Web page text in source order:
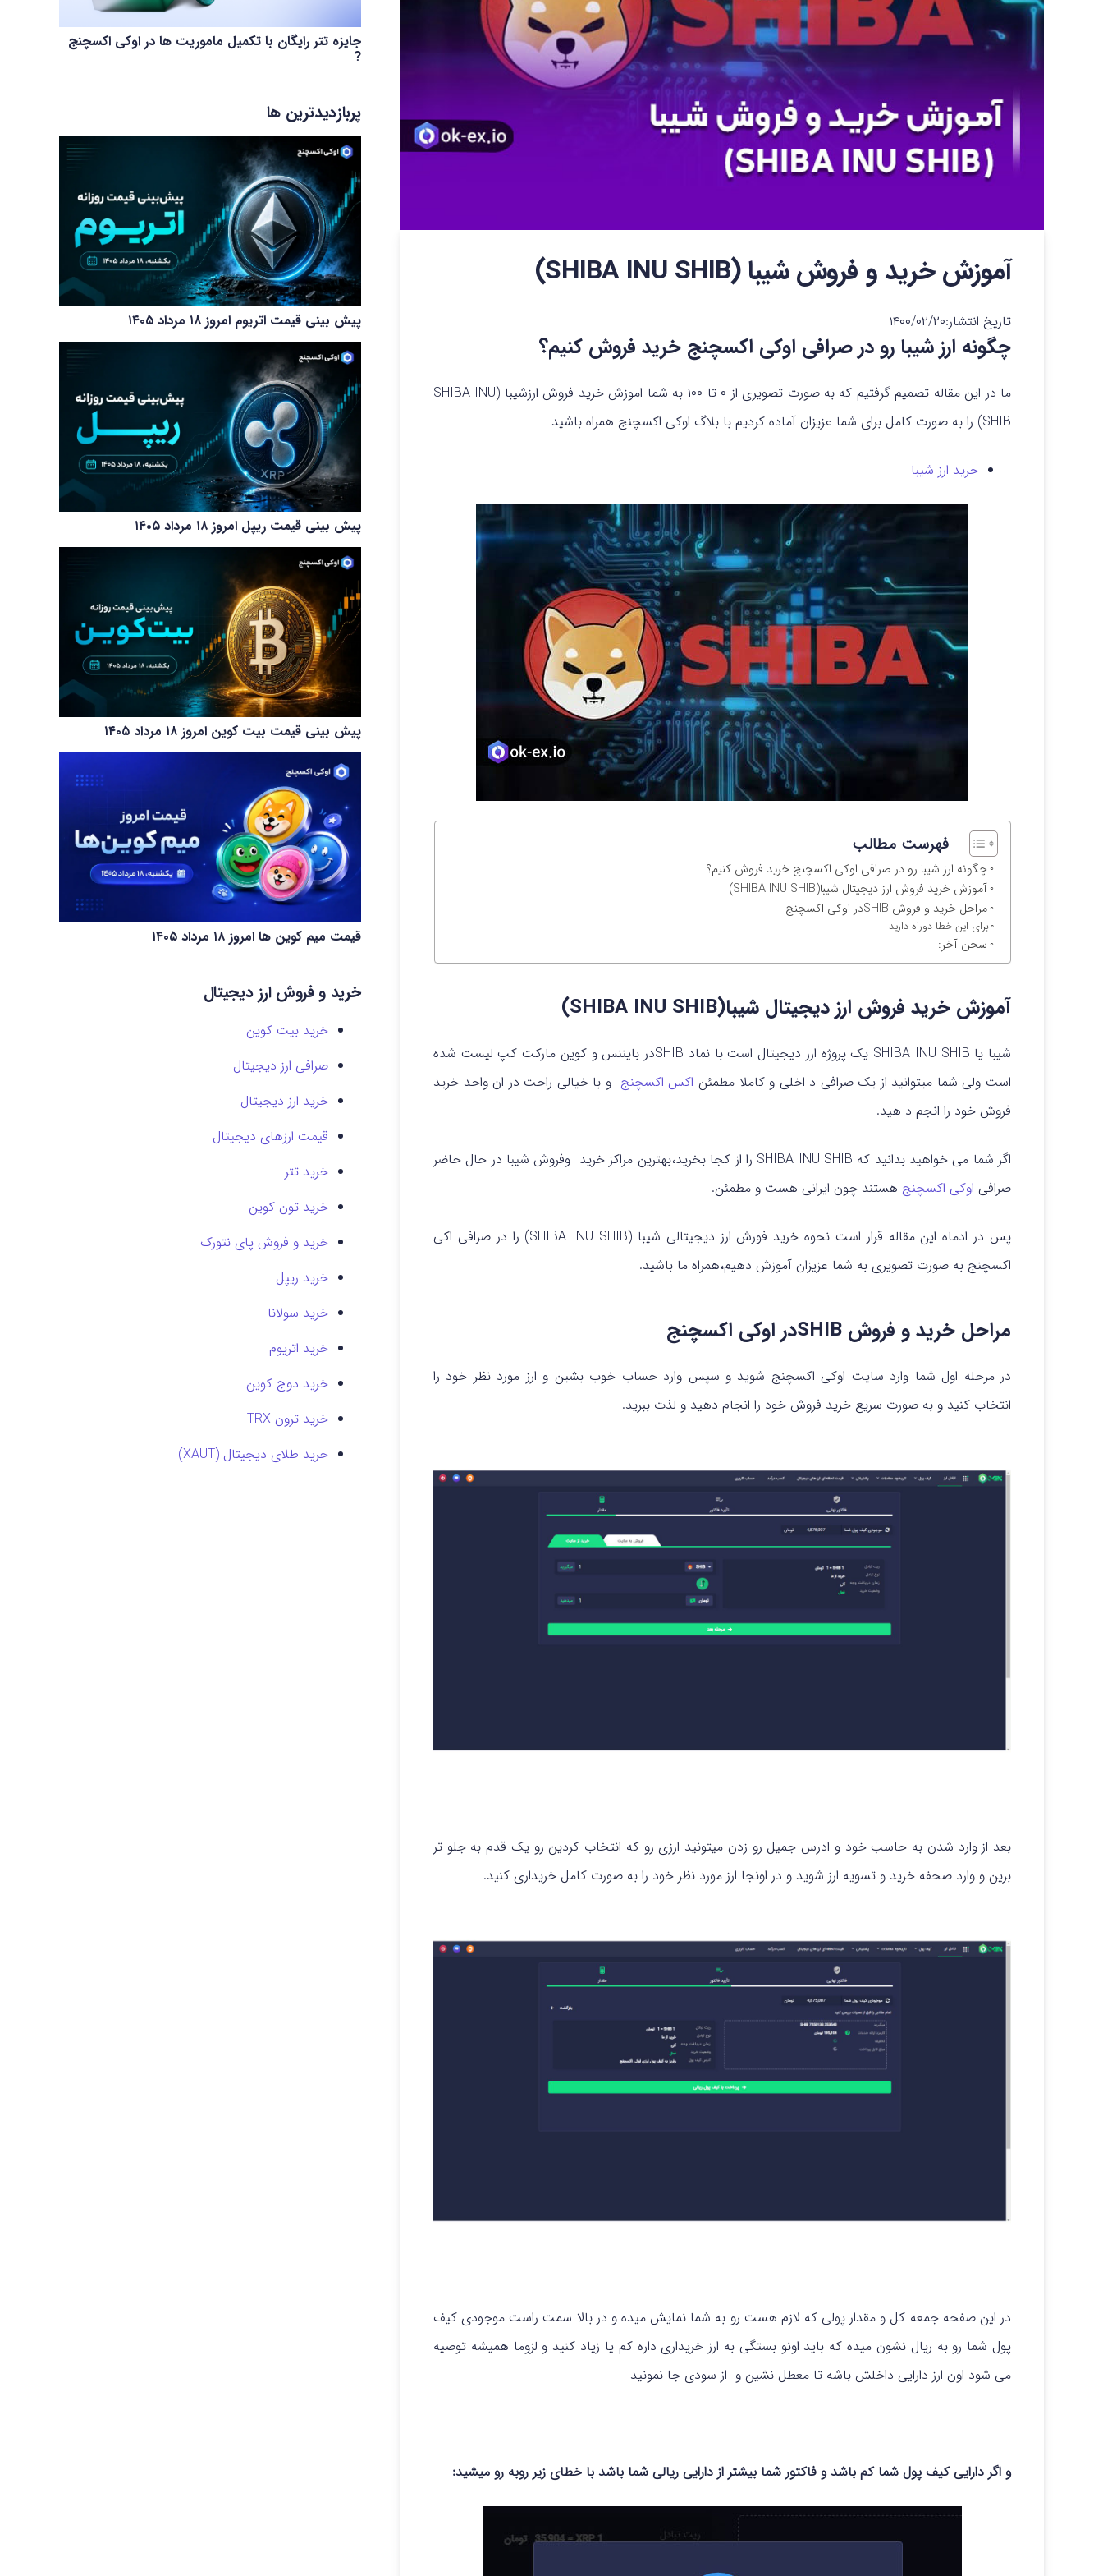
آموزش خرید و فروش شیبا (SHIBA INU SHIB)
تاریخ انتشار:۱۴۰۰/۰۲/۲۰
چگونه ارز شیبا رو در صرافی اوکی اکسچنج خرید فروش کنیم؟
ما در این مقاله تصمیم گرفتیم که به صورت تصویری از ۰ تا ۱۰۰ به شما اموزش خرید فروش ارزشیبا (SHIBA INU
SHIB) را به صورت کامل برای شما عزیزان آماده کردیم با بلاگ اوکی اکسچنج همراه باشید
خرید ارز شیبا
فهرست مطالب
چگونه ارز شیبا رو در صرافی اوکی اکسچنج خرید فروش کنیم؟
آموزش خرید فروش ارز دیجیتال شیبا(SHIBA INU SHIB)
مراحل خرید و فروش SHIBدر اوکی اکسچنج
برای این خطا دوراه دارید
سخن آخر:
آموزش خرید فروش ارز دیجیتال شیبا(SHIBA INU SHIB)
شیبا یا SHIBA INU SHIB یک پروژه ارز دیجیتال است با نماد SHIBدر بایننس و کوین مارکت کپ لیست شده
است ولی شما میتوانید از یک صرافی د اخلی و کاملا مطمئن اکس اکسچنج و با خیالی راحت در ان واحد خرید
فروش خود را انجم د هید.
اگر شما می خواهید بدانید که SHIBA INU SHIB را از کجا بخرید،بهترین مراکز خرید وفروش شیبا در حال حاضر
صرافی اوکی اکسچنج هستند چون ایرانی هست و مطمئن.
پس در ادماه این مقاله قرار است نحوه خرید فورش ارز دیجیتالی شیبا (SHIBA INU SHIB) را در صرافی اکی
اکسچنج به صورت تصویری به شما عزیزان آموزش دهیم،همراه ما باشید.
مراحل خرید و فروش SHIBدر اوکی اکسچنج
در مرحله اول شما وارد سایت اوکی اکسچنج شوید و سپس وارد حساب خوب بشین و ارز مورد نظر خود را
انتخاب کنید و به صورت سریع خرید فروش خود را انجام دهید و لذت ببرید.
بعد از وارد شدن به حاسب خود و ادرس جمیل رو زدن میتونید ارزی رو که انتخاب کردین رو یک قدم به جلو تر
برین و وارد صحفه خرید و تسویه ارز شوید و در اونجا ارز مورد نظر خود را به صورت کامل خریداری کنید.
در این صفحه جمعه کل و مقدار پولی که لازم هست رو به شما نمایش میده و در بالا سمت راست موجودی کیف
پول شما رو به ریال نشون میده که باید اونو بستگی به ارز خریداری داره کم یا زیاد کنید و لزوما همیشه توصیه
می شود اون ارز دارایی داخلش باشه تا معطل نشین و از سودی جا نمونید
و اگر دارایی کیف پول شما کم باشد و فاکتور شما بیشتر از دارایی ریالی شما باشد با خطای زیر روبه رو میشید:
جایزه تتر رایگان با تکمیل ماموریت ها در اوکی اکسچنج
?
پربازدیدترین ها
پیش بینی قیمت اتریوم امروز ۱۸ مرداد ۱۴۰۵
پیش بینی قیمت ریپل امروز ۱۸ مرداد ۱۴۰۵
پیش بینی قیمت بیت کوین امروز ۱۸ مرداد ۱۴۰۵
قیمت میم کوین‌ ها امروز ۱۸ مرداد ۱۴۰۵
خرید و فروش ارز دیجیتال
خرید بیت کوین
صرافی ارز دیجیتال
خرید ارز دیجیتال
قیمت ارزهای دیجیتال
خرید تتر
خرید تون کوین
خرید و فروش پای نتورک
خرید ریپل
خرید سولانا
خرید اتریوم
خرید دوج کوین
خرید ترون TRX
خرید طلای دیجیتال (XAUT)